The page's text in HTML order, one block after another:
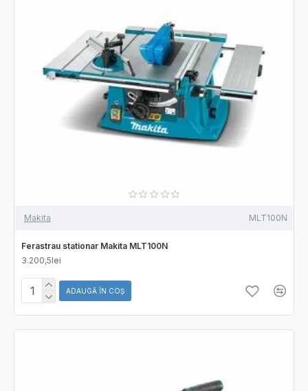
Makita MLT100N
Ferastrau stationar Makita MLT100N
3.200,5lei
ADAUGĂ ÎN COŞ